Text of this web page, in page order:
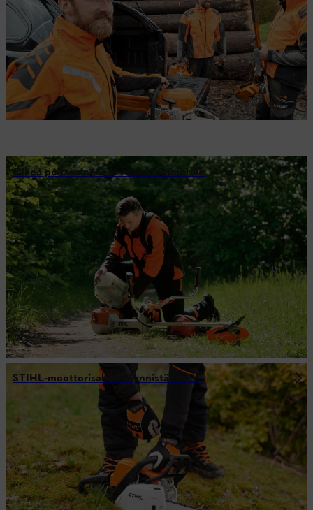
Oikea polttoaineseos ruohotrimmerille
STIHL-moottorisahan käynnistäminen